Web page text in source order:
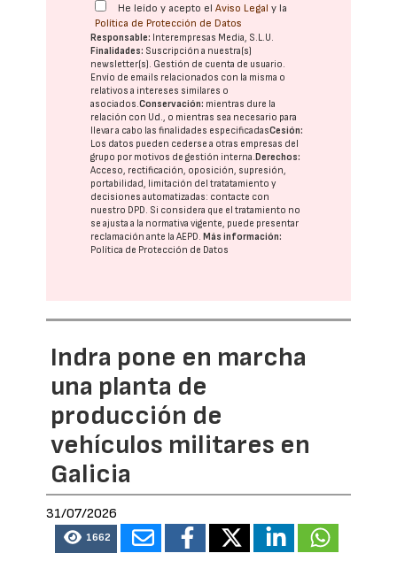
He leído y acepto elAviso Legal y la
Política de Protección de Datos
Responsable: Interempresas Media, S.L.U.
Finalidades: Suscripción a nuestra(s)
newsletter(s). Gestión de cuenta de usuario.
Envío de emails relacionados con la misma o
relativos a intereses similares o
asociados.Conservación: mientras dure la
relación con Ud., o mientras sea necesario para
llevar a cabo las finalidades especificadasCesión:
Los datos pueden cederse a otras empresas del
grupo por motivos de gestión interna.Derechos:
Acceso, rectificación, oposición, supresión,
portabilidad, limitación del tratatamiento y
decisiones automatizadas: contacte con
nuestro DPD . Si considera que el tratamiento no
se ajusta a la normativa vigente, puede presentar
reclamación ante laAEPD .Más información:
Política de Protección de Datos
Indra pone en marcha
una planta de
producción de
vehículos militares en
Galicia
31/07/2026
1662